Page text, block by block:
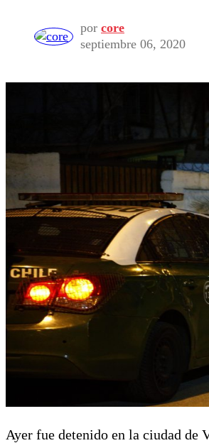
por core
septiembre 06, 2020
Ayer fue detenido en la ciudad de